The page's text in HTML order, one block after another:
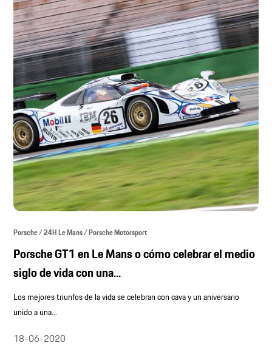
Porsche / 24H Le Mans / Porsche Motorsport
Porsche GT1 en Le Mans o cómo celebrar el medio
siglo de vida con una...
Los mejores triunfos de la vida se celebran con cava y un aniversario
unido a una...
18-06-2020